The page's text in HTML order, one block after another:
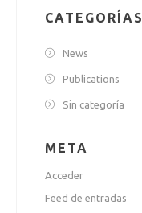
CATEGORÍAS
News
Publications
Sin categoría
META
Acceder
Feed de entradas